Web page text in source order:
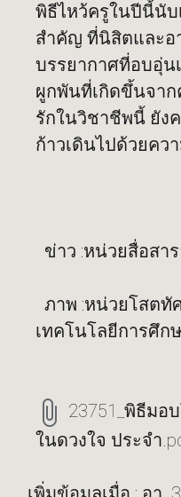
พิธีไหว้ครูในปีนี้นับ
สำคัญ ที่นิสิตและอ
บรรยากาศที่อบอุ่
ผูกพันที่เกิดขึ้นจาก
รักในวิชาชีพนี้ ยัง
ก้าวเดินไปด้วยคว
ข่าว :หน่วยสื่อสา
ภาพ :หน่วยโสต
เทคโนโลยีการศึก
23751_พิธีมอ
ในดวงใจ ประจำ